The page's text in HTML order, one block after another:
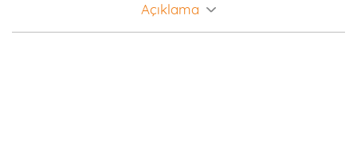
Açıklama